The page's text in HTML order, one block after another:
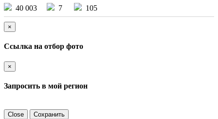
40 003
7 105
×
Ссылка на отбор фото
×
Запросить в мой регион
Close Сохранить